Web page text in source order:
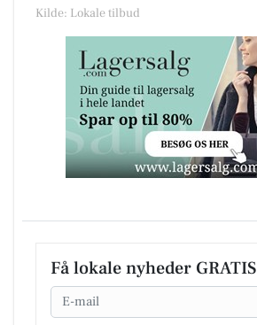
Kilde: Lokale tilbud
Få lokale nyheder GRATIS
Email